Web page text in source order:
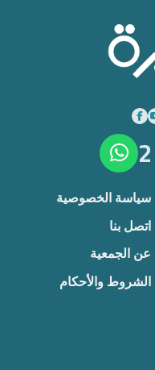
سياسة الخصوصية
اتصل بنا
عن الجمعية
الشروط والأحكام